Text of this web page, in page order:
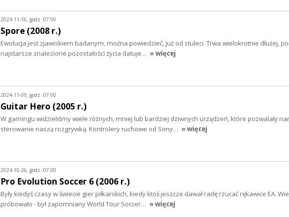
2024-11-16, godz. 07:00
Spore (2008 r.)
Ewolucja jest zjawiskiem badanym, można powiedzieć, już od stuleci. Trwa wielokrotnie dłużej,
najstarsze znalezione pozostałości życia datuje… » więcej
2024-11-09, godz. 07:00
Guitar Hero (2005 r.)
W gamingu widzieliśmy wiele różnych, mniej lub bardziej dziwnych urządzeń, które pozwalały
sterowanie naszą rozgrywką. Kontrolery ruchowe od Sony… » więcej
2024-10-26, godz. 07:00
Pro Evolution Soccer 6 (2006 r.)
Były kiedyś czasy w świecie gier piłkarskich, kiedy ktoś jeszcze dawał radę rzucać rękawice EA.
próbowało - był zapomniany World Tour Soccer… » więcej